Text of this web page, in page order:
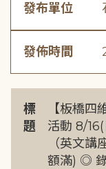
發布單位
發佈時間
標
題
【板橋四
活動 8/
（英文
額滿) ◎